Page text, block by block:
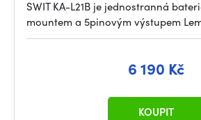
SWIT KA-L21B je jednostranná
mountem a 5pinovým výstupem
6 190 Kč
KOUPIT